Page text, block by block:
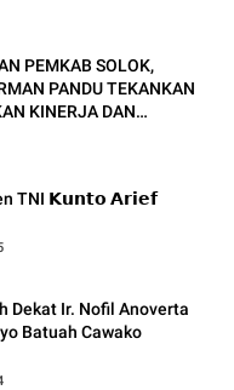
PEMKAB SOLOK,
PANDU TEKANKAN
KINERJA DAN
TNI 𝗞𝘂𝗻𝘁𝗼 𝗔𝗿𝗶𝗲𝗳
Dekat Ir. Nofil Anoverta
Batuah Cawako